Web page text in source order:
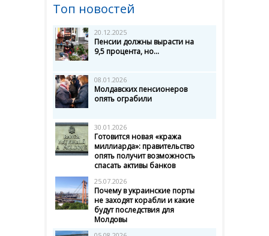
Топ новостей
20.12.2025
Пенсии должны вырасти на
9,5 процента, но...
08.01.2026
Молдавских пенсионеров
опять ограбили
30.01.2026
Готовится новая «кража
миллиарда»: правительство
опять получит возможность
спасать активы банков
25.07.2026
Почему в украинские порты
не заходят корабли и какие
будут последствия для
Молдовы